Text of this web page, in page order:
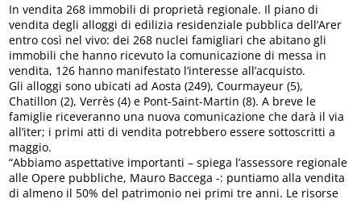
In vendita 268 immobili di proprietà regionale. Il piano di
vendita degli alloggi di edilizia residenziale pubblica dell’Arer
entro così nel vivo: dei 268 nuclei famigliari che abitano gli
immobili che hanno ricevuto la comunicazione di messa in
vendita, 126 hanno manifestato l’interesse all’acquisto.
Gli alloggi sono ubicati ad Aosta (249), Courmayeur (5),
Chatillon (2), Verrès (4) e Pont-Saint-Martin (8). A breve le
famiglie riceveranno una nuova comunicazione che darà il via
all’iter; i primi atti di vendita potrebbero essere sottoscritti a
maggio.
“Abbiamo aspettative importanti – spiega l’assessore regionale
alle Opere pubbliche, Mauro Baccega -: puntiamo alla vendita
di almeno il 50% del patrimonio nei primi tre anni. Le risorse